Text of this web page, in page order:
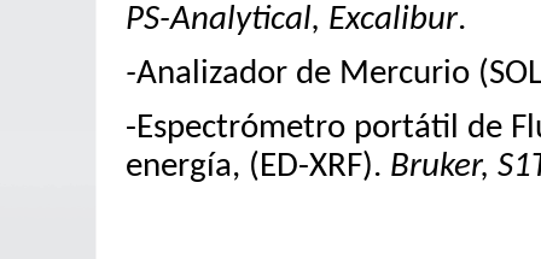
PS-Analytical, Excalibur.
-Analizador de Mercurio
-Espectrómetro portátil de
energía, (ED-XRF). Bruker,